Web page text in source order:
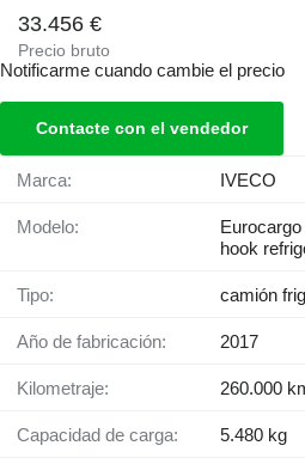
33.456 €
Precio bruto
Notificarme cuando cambie el precio
Contacte con el vendedor
Marca: IVECO
Modelo:
hook
Tipo: camión
Año de fabricación: 2017
Kilometraje: 260.000
Capacidad de carga: 5.480 kg